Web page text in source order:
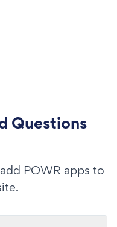
Questions
POWR apps to